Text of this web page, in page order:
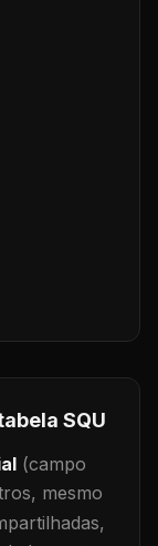
SQU
(campo
mesmo